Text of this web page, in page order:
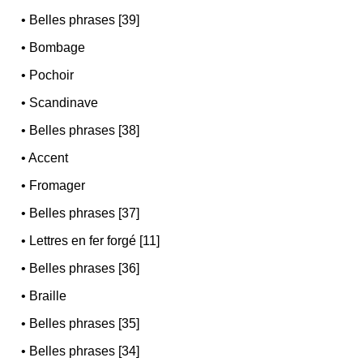
• Belles phrases [39]
• Bombage
• Pochoir
• Scandinave
• Belles phrases [38]
•Accent
• Fromager
• Belles phrases [37]
• Lettres en fer forgé [11]
• Belles phrases [36]
• Braille
• Belles phrases [35]
• Belles phrases [34]